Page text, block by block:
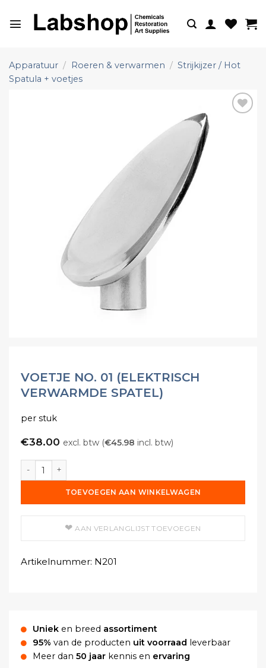
naar
Apparatuur / Roeren & verwarmen / Strijkijzer / Hot
Spatula + voetjes
VOETJE NO. 01 (ELEKTRISCH
VERWARMDE SPATEL)
per stuk
€38.00 excl. btw (€45.98 incl. btw)
Voetje no. 01 (Elektrisch verwarmde spatel) aantal
TOEVOEGEN AAN WINKELWAGEN
AAN VERLANGLIJST TOEVOEGEN
Artikelnummer: N201
Uniek en breed assortiment
95% van de producten uit voorraad
leverbaar
Meer dan 50 jaar kennis en ervaring